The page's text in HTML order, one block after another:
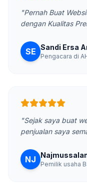
"Pernah Buat
dengan Kualitas
SE Sandi Ersa
Pengacara di
"Sejak saya buat
penjualan saya
NJ Pemilik usaha